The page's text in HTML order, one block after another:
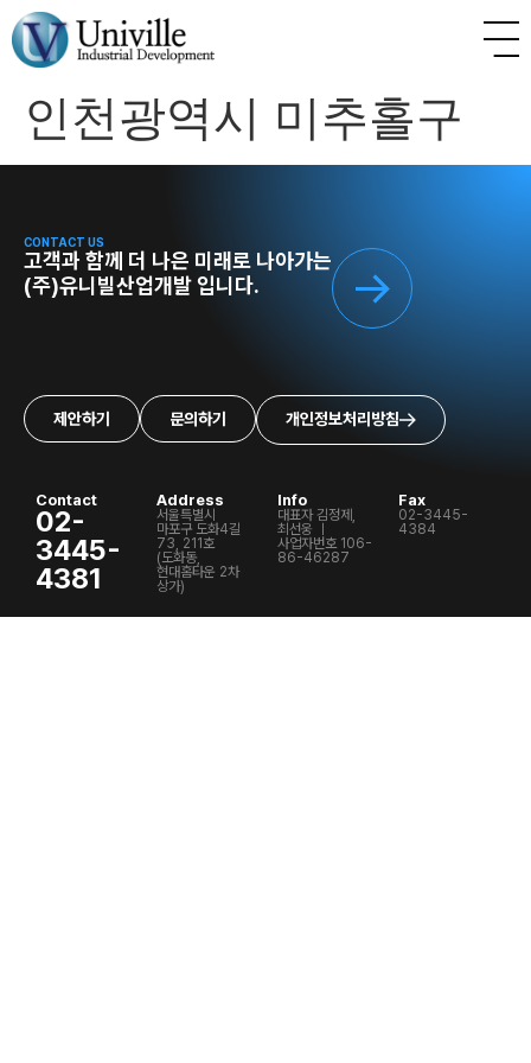
인천광역시 미추홀구
CONTACT US
고객과 함께 더 나은 미래로 나아가는
(주)유니빌산업개발 입니다.
제안하기 문의하기 개인정보처리방침
Contact
02-
3445-
4381
Address
서울특별시
마포구 도화4길
73, 211호
(도화동,
현대홈타운 2차
상가)
Info
대표자 김정제,
최선웅 ㅣ
사업자번호 106-
86-46287
Fax
02-3445-
4384